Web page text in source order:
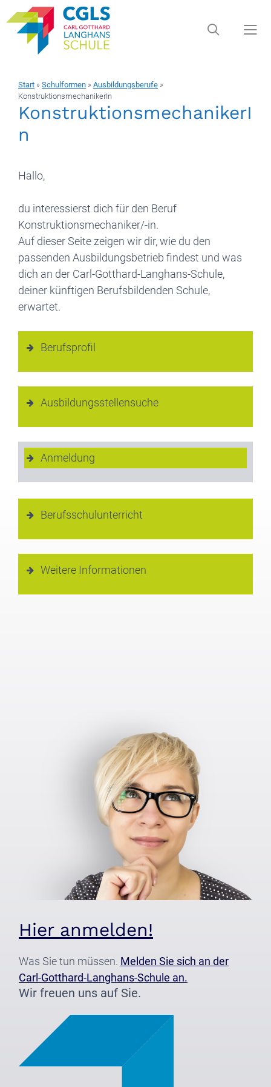
Inhalt
springen
Start » Schulformen » Ausbildungsberufe »
KonstruktionsmechanikerIn
KonstruktionsmechanikerI
n
Hallo,
du interessierst dich für den Beruf
Konstruktionsmechaniker/-in.
Auf dieser Seite zeigen wir dir, wie du den
passenden Ausbildungsbetrieb findest und was
dich an der Carl-Gotthard-Langhans-Schule,
deiner künftigen Berufsbildenden Schule,
erwartet.
Berufsprofil
Ausbildungsstellensuche
Anmeldung
Berufsschulunterricht
Weitere Informationen
Hier anmelden!
Was Sie tun müssen. Melden Sie sich an der
Carl-Gotthard-Langhans-Schule an.
Wir freuen uns auf Sie.